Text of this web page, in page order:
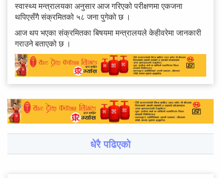
स्वास्थ्य मन्त्रालयका अनुसार आज गरिएको परीक्षणमा एकजना
थपिएसँगै संक्रमितको ५८ जना पुगेको छ ।
आज थप भएका संक्रमितका बिषयमा मन्त्रालयले केहीवरेमा जानकारी
गराउने बताएको छ ।
धेरै पढिएको